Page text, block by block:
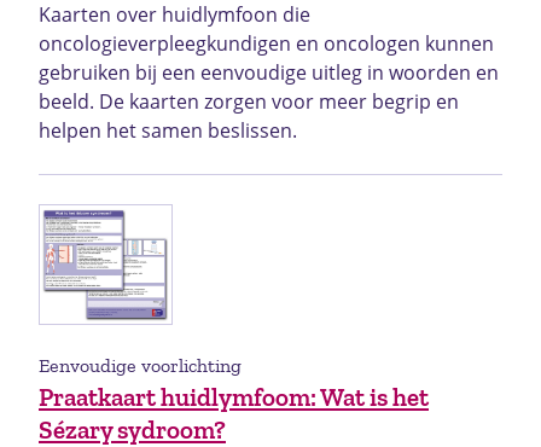
Kaarten over huidlymfoon die
oncologieverpleegkundigen en oncologen kunnen
gebruiken bij een eenvoudige uitleg in woorden en
beeld. De kaarten zorgen voor meer begrip en
helpen het samen beslissen.
Praatkaart huidlymfoom: Wat is het
Sézary sydroom?
Eenvoudige voorlichting